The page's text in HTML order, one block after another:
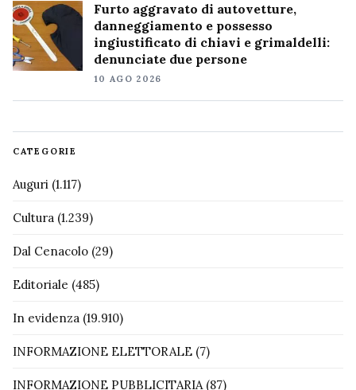
Furto aggravato di autovetture,
danneggiamento e possesso
ingiustificato di chiavi e grimaldelli:
denunciate due persone
10 AGO 2026
CATEGORIE
Auguri (1.117)
Cultura (1.239)
Dal Cenacolo (29)
Editoriale (485)
In evidenza (19.910)
INFORMAZIONE ELETTORALE (7)
INFORMAZIONE PUBBLICITARIA(87)